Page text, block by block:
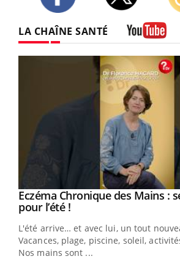
LA CHAÎNE SANTÉ
Youtube
Eczéma Chronique des Mains :
pour l’été !Youtube
L'été arrive… et avec lui, un tout
Vacances, plage, piscine, soleil,
Nos mains sont ...
Youtube
Diabète & Ramadan 2026
Le Ramadan approche, et, pour de
personnes atteintes de diabète, c'est
questions, de défis, mais ...